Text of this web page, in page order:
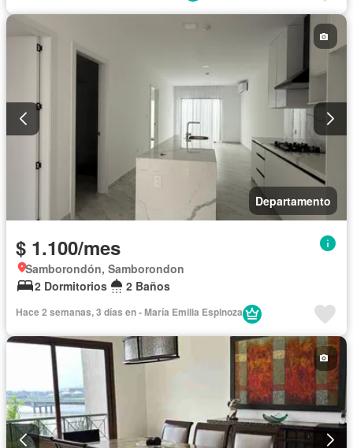
Departamento
$ 1.100/mes
Samborondón, Samborondon
2 Dormitorios
2 Baños
Hace 2 semanas, 3 días en - María Emilia Espinoza